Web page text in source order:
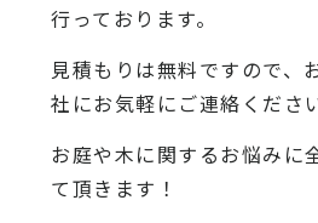
行っております。
見積もりは無料ですので、
社にお気軽にご連絡くださ
お庭や木に関するお悩みに
て頂きます！